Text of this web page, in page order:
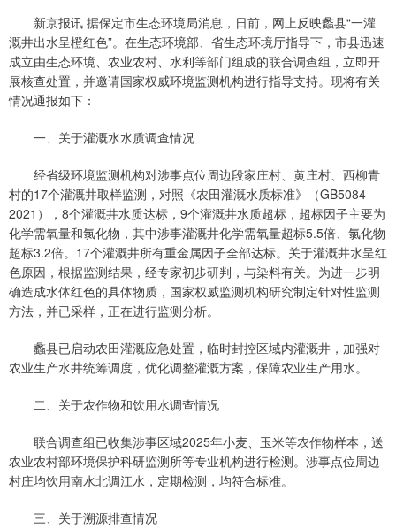
新京报讯 据保定市生态环境局消息，日前，网上反映蠡县“一灌
溉井出水呈橙红色”。在生态环境部、省生态环境厅指导下，市县迅速
成立由生态环境、农业农村、水利等部门组成的联合调查组，立即开
展核查处置，并邀请国家权威环境监测机构进行指导支持。现将有关
情况通报如下：
一、关于灌溉水水质调查情况
经省级环境监测机构对涉事点位周边段家庄村、黄庄村、西柳青
村的17个灌溉井取样监测，对照《农田灌溉水质标准》（GB5084-
2021），8个灌溉井水质达标，9个灌溉井水质超标，超标因子主要为
化学需氧量和氯化物，其中涉事灌溉井化学需氧量超标5.5倍、氯化物
超标3.2倍。17个灌溉井所有重金属因子全部达标。关于灌溉井水呈红
色原因，根据监测结果，经专家初步研判，与染料有关。为进一步明
确造成水体红色的具体物质，国家权威监测机构研究制定针对性监测
方法，并已采样，正在进行监测分析。
蠡县已启动农田灌溉应急处置，临时封控区域内灌溉井，加强对
农业生产水井统筹调度，优化调整灌溉方案，保障农业生产用水。
二、关于农作物和饮用水调查情况
联合调查组已收集涉事区域2025年小麦、玉米等农作物样本，送
农业农村部环境保护科研监测所等专业机构进行检测。涉事点位周边
村庄均饮用南水北调江水，定期检测，均符合标准。
三、关于溯源排查情况